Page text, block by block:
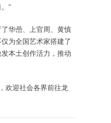
”
华喦、上官周、黄慎
为全国艺术家搭建了
本土创作活力，推动
欢迎社会各界前往龙